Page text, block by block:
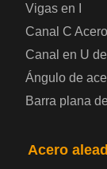
Chapa de
Placa de
Vigas en I
Canal C Acero
Canal en U
Ángulo de
Barra plana
Acero